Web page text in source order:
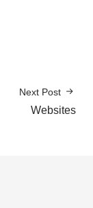
Next Post
Websites